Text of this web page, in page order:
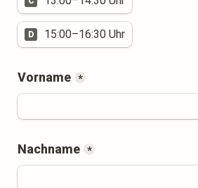
D 15:00–16:30 Uhr
Vorname *
Nachname *